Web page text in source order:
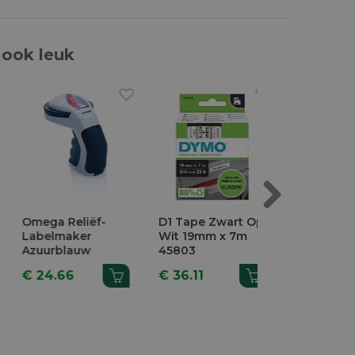
leuk
Omega Reliëf-
Labelmaker
Azuurblauw
€ 24.66
D1 Tape Zwart Op
Wit 19mm x 7m
45803
€ 36.11